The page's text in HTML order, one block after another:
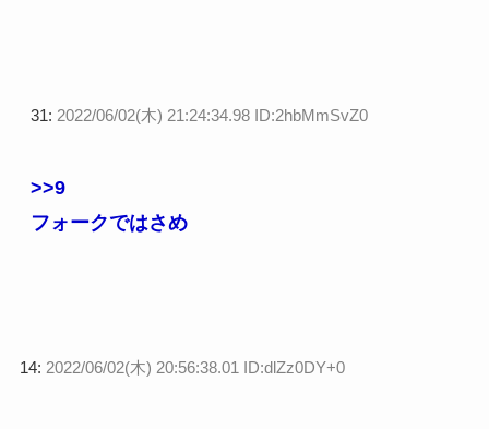
31: 2022/06/02(木) 21:24:34.98 ID:2hbMmSvZ0
>>9
フォークではさめ
14: 2022/06/02(木) 20:56:38.01 ID:dlZz0DY+0